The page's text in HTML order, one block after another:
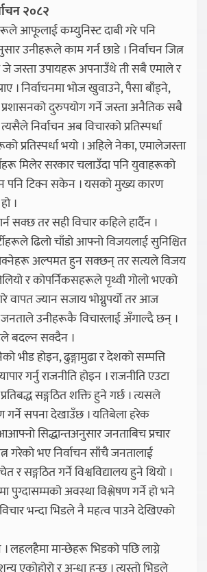
२०८२
आफूलाई कम्युनिस्ट दाबी गरे पनि
उनीहरूले काम गर्न छाडे । निर्वाचन जित्न
जे जस्ता उपायहरू अपनाउँथे ती सबै एमाले र
। निर्वाचनमा भोज खुवाउने, पैसा बाँड्ने,
प्रशासनको दुरुपयोग गर्ने जस्ता अनैतिक सबै
निर्वाचन अब विचारको प्रतिस्पर्धा
प्रतिस्पर्धा भयो । अहिले नेका, एमालेजस्ता
मिलेर सरकार चलाउँदा पनि युवाहरूको
पनि टिक्न सकेन । यसको मुख्य कारण
।
सक्छ तर सही विचार कहिले हार्दैन ।
ढिलो चाँडो आफ्नो विजयलाई सुनिश्चित
अल्पमत हुन सक्छन् तर सत्यले विजय
र कोपर्निकसहरूले पृथ्वी गोलो भएको
वापत ज्यान सजाय भोग्नुपर्यो तर आज
जनताले उनीहरूकै विचारलाई अँगाल्दै छन् ।
बदल्न सक्दैन ।
भीड होइन, ढुङ्गामुढा र देशको सम्पत्ति
गर्नु राजनीति होइन । राजनीति एउटा
प्रतिबद्ध सङ्गठित शक्ति हुने गर्छ । त्यसले
गर्ने सपना देखाउँछ । यतिबेला हरेक
सिद्धान्तअनुसार जनताबिच प्रचार
गरेको भए निर्वाचन साँचै जनतालाई
सङ्गठित गर्ने विश्वविद्यालय हुने थियो ।
पुग्दासम्मको अवस्था विश्लेषण गर्ने हो भने
भन्दा भिडले नै महत्व पाउने देखिएको
लहलहैमा मान्छेहरू भिडको पछि लाग्ने